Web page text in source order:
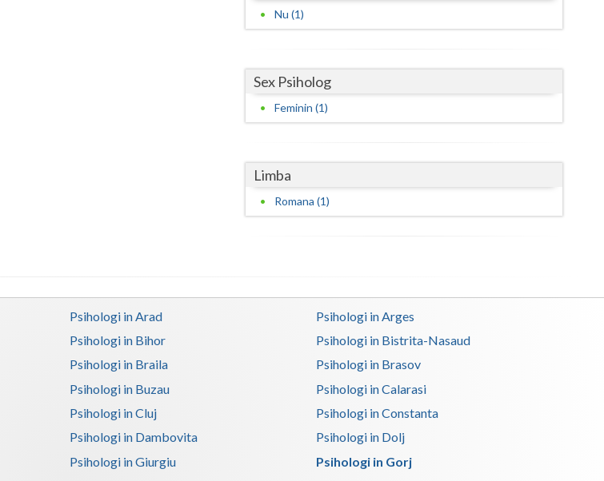
Salaj
Suceava
Tulcea
Valcea
Vaslui
Vrancea
Nu (1)
Sex Psiholog
Feminin (1)
Limba
Romana (1)
Psihologi in Arad
Psihologi in Arges
Psihologi in Bihor
Psihologi in Bistrita-Nasaud
Psihologi in Braila
Psihologi in Brasov
Psihologi in Buzau
Psihologi in Calarasi
Psihologi in Cluj
Psihologi in Constanta
Psihologi in Dambovita
Psihologi in Dolj
Psihologi in Giurgiu
Psihologi in Gorj